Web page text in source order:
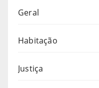
Geral
Habitação
Justiça